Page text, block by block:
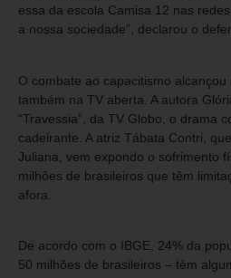
essa da escola Camisa 12 nas
a nossa sociedade”, declarou o
O combate ao capacitismo
também na TV aberta. A autora
“Travessia”, da TV Globo, o drama
cadeirante. A atriz Tábata Contri,
Juliana, vem expondo o sofrimento
milhões de brasileiros que têm
afora.
De acordo com o IBGE, 24% da
50 milhões de brasileiros – têm